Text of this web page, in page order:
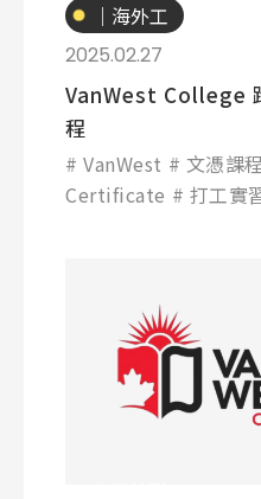
｜海外工
讀
2025.02.27
VanWest College
程
VanWest 文憑課
Certificate
打工實